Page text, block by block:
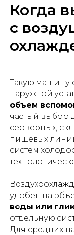
Когда
с
Такую машину
наружной
объем
частый выбор
серверных,
пищевых
систем
удобен на
воды или
отдельную
Для средних